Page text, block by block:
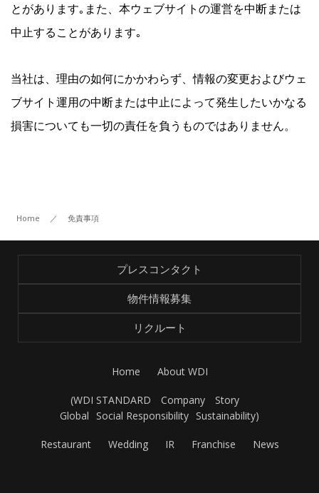
よくあるご質問 IRお問い合わせ 免責事項
Recruit
JP EN
とがあります｡また、本ウェブサイトの運営を中断または
中止することがあります｡
当社は、理由の如何にかかわらず、情報の変更およびウェ
ブサイト運用の中断または中止によって発生したいかなる
損害についても一切の責任を負うものではありません。
Home ／ 免責事項
プレスコンタクト
物件情報募集
リクルート
Home About WDI
(WDI STANDARD Company
Story
Global Social Responsibility Sustainability)
Restaurant Wedding IR Franchise News